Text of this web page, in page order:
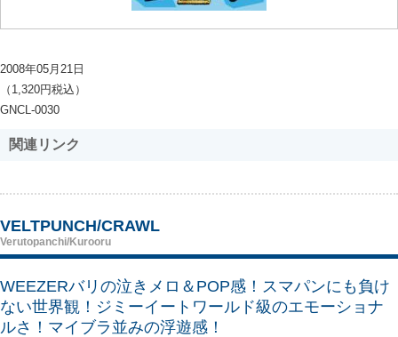
2008年05月21日
（1,320円税込）
GNCL-0030
関連リンク
VELTPUNCH/CRAWL
Verutopanchi/Kurooru
WEEZERバリの泣きメロ＆POP感！スマパンにも負け
ない世界観！ジミーイートワールド級のエモーショナ
ルさ！マイブラ並みの浮遊感！